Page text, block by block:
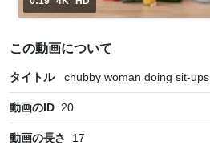
この動画について
タイトル chubby woman doing sit-ups
動画のID 20
動画の長さ 17